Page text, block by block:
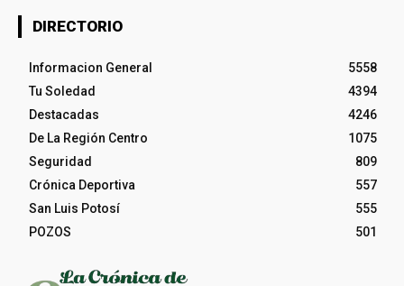
DIRECTORIO
Informacion General
5558
Tu Soledad
4394
Destacadas
4246
De La Región Centro
1075
Seguridad
809
Crónica Deportiva
557
San Luis Potosí
555
POZOS
501